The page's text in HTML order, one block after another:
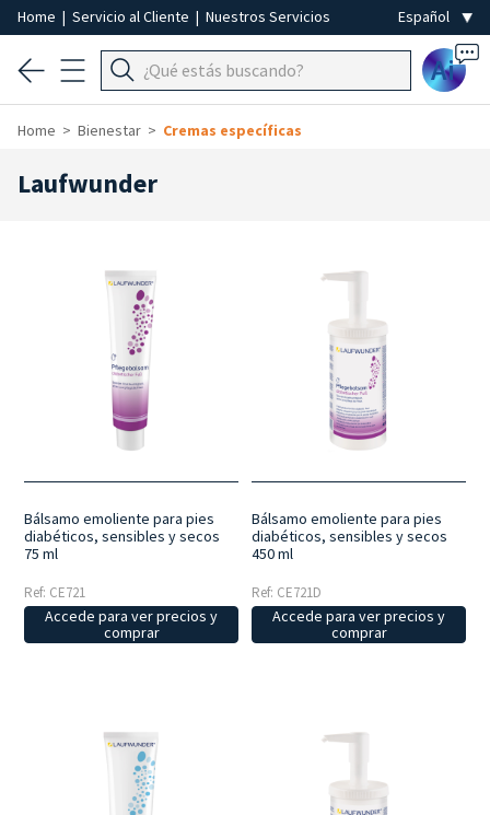
Home | Servicio al Cliente | Nuestros Servicios
Ai
Home Bienestar Cremas específicas
Laufwunder
Bálsamo emoliente para pies
diabéticos, sensibles y secos
75 ml
Ref: CE721
Accede para ver precios y
comprar
Bálsamo emoliente para pies
diabéticos, sensibles y secos
450 ml
Ref: CE721D
Accede para ver precios y
comprar